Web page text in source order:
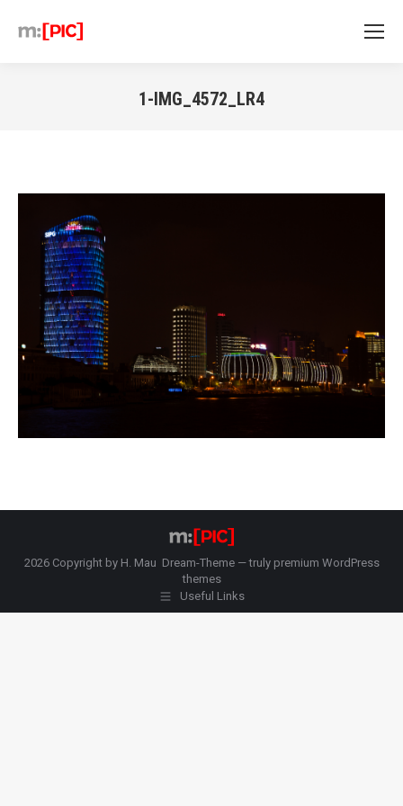
1-IMG_4572_LR4
2026 Copyright by H. Mau Dream-Theme — truly premium WordPress
themes
Useful Links